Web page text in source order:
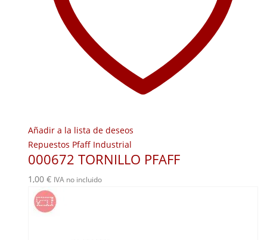
Añadir a la lista de deseos
Repuestos Pfaff Industrial
000672 TORNILLO PFAFF
1,00 € IVA no incluido